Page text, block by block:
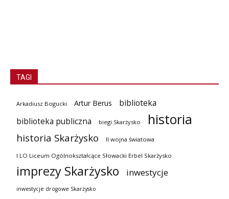
TAGI
Arkadiusz Bogucki Artur Berus
biblioteka
biblioteka publiczna
biegi Skarżysko historia
historia Skarżysko II wojna światowa
I LO Liceum Ogólnokształcące Słowacki Erbel Skarżysko
imprezy Skarżysko inwestycje
inwestycje drogowe Skarżysko